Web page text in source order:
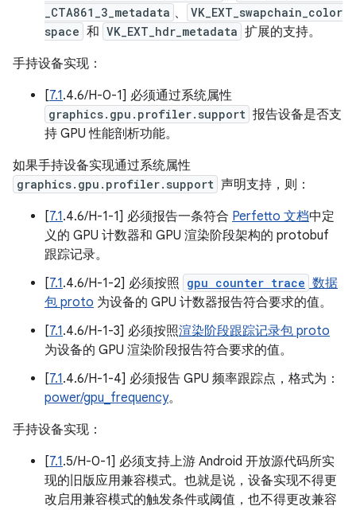
_CTA861_3_metadata 、
VK_EXT_swapchain_color
space 和 VK_EXT_hdr_metadata 扩展的支持。
手持设备实现：
[7.1.4.6/H-0-1] 必须通过系统属性
graphics.gpu.profiler.support 报告设备是否支
持 GPU 性能剖析功能。
如果手持设备实现通过系统属性
graphics.gpu.profiler.support 声明支持，则：
[7.1.4.6/H-1-1] 必须报告一条符合 Perfetto 文档中定
义的 GPU 计数器和 GPU 渲染阶段架构的 protobuf
跟踪记录。
[7.1.4.6/H-1-2] 必须按照 gpu counter trace 数据
包 proto 为设备的 GPU 计数器报告符合要求的值。
[7.1.4.6/H-1-3] 必须按照渲染阶段跟踪记录包 proto
为设备的 GPU 渲染阶段报告符合要求的值。
[7.1.4.6/H-1-4] 必须报告 GPU 频率跟踪点，格式为：
power/gpu_frequency。
手持设备实现：
[7.1.5/H-0-1] 必须支持上游 Android 开放源代码所实
现的旧版应用兼容模式。也就是说，设备实现不得更
改启用兼容模式的触发条件或阈值，也不得更改兼容